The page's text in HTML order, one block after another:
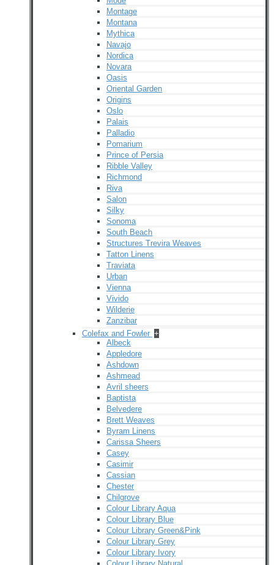
Montage
Montana
Mythica
Navajo
Nordica
Novara
Oasis
Oriental Garden
Origins
Oslo
Palais
Palladio
Pomarium
Prince of Persia
Ribble Valley
Richmond
Riva
Salon
Silky
Sonoma
South Beach
Structures Trevira Weaves
Tatton Linens
Traviata
Urban
Vienna
Vivido
Wilderie
Zanzibar
Colefax and Fowler +
Albeck
Appledore
Ashdown
Ashmead
Avril sheers
Baptista
Belvedere
Brett Weaves
Byram Linens
Carissa Sheers
Casey
Casimir
Cassian
Chester
Chilgrove
Colour Library Aqua
Colour Library Blue
Colour Library Green&Pink
Colour Library Grey
Colour Library Ivory